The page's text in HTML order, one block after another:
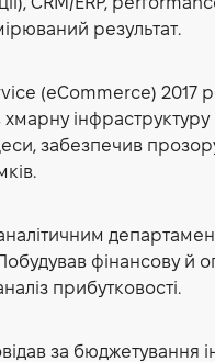
CRM/ERP,
результат.
(eCommerce)2017
забезпечив прозору
фінансову й
прибутковості.
за бюджетування